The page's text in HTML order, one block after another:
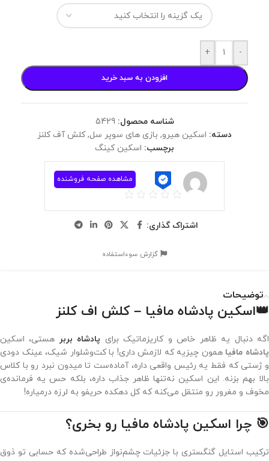
-
+
افزودن به سبد خرید
شناسه محصول:5429
دسته: اسکین هیرو, بازی های سوپر سل, کلش آف کلنز
برچسب: اسکین کینگ
مشاهده صفحه فروشنده
اشتراک گذاری:
گزارش سوءاستفاده
توضیحات
👑اسکین پادشاه مافیا – کلش اف کلنز
اگه دنبال یه ظاهر خاص و کاریزماتیک برای پادشاه بربر هستی، اسکین
پادشاه مافیا همون چیزیه که لازمش داری! با کت‌و‌شلوار شیک، عینک دودی
و ژستی که فقط یه رئیس واقعی داره، آماده‌ست تا میدون نبرد رو با کلاس
بالا بهم بزنه. این اسکین نه‌تنها ظاهر جذاب داره، بلکه حس یه فرمانده‌ی
مخوف و مغرور رو منتقل می‌کنه که کل دهکده حریفو به لرزه درمیاره!
🎯 چرا اسکین پادشاه مافیا رو بخری؟
ترکیب استایل گنگستری با جزئیات چشم‌نواز طراحی‌شده که حسابی تو ذوق